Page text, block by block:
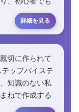
切に作られて
ップバイステ
知識のない私
ねで作成する